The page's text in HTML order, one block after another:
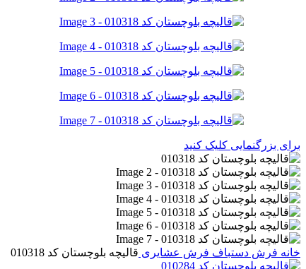
برای بزرگنمایی کلیک کنید
خانه فرش دستباف فرش عشایری قالیچه بلوچستان کد 010318